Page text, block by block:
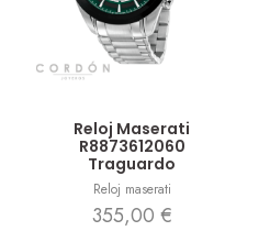
Reloj Maserati
R8873612060
Traguardo
Reloj maserati
355,00 €